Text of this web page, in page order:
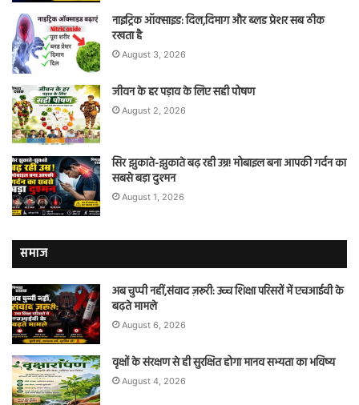
नाइट्रिक ऑक्साइड: दिल,दिमाग और ब्लड प्रेशर सब ठीक
रखता है
August 3, 2026
जीवन के हर पड़ाव के लिए सही पोषण
August 2, 2026
सिर झुकाते-झुकाते बढ़ रही उम्र! मोबाइल बना आपकी गर्दन का
सबसे बड़ा दुश्मन
August 1, 2026
समाज
अब चुप्पी नहीं,संवाद ज़रूरी: उच्च शिक्षा परिसरों में एचआईवी के
बढ़ते मामले
August 6, 2026
वृक्षों के संरक्षण से ही सुरक्षित होगा मानव सभ्यता का भविष्य
August 4, 2026